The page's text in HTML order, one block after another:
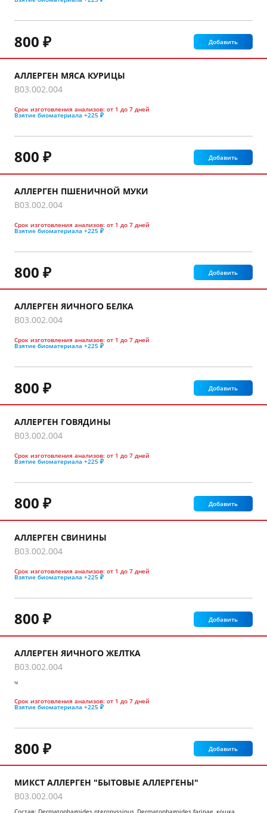
800 ₽ Добавить
АЛЛЕРГЕН МЯСА КУРИЦЫ
B03.002.004
Срок изготовления анализов: от 1 до 7 дней
Взятие биоматериала +225 ₽
800 ₽ Добавить
АЛЛЕРГЕН ПШЕНИЧНОЙ МУКИ
B03.002.004
Срок изготовления анализов: от 1 до 7 дней
Взятие биоматериала +225 ₽
800 ₽ Добавить
АЛЛЕРГЕН ЯИЧНОГО БЕЛКА
B03.002.004
Срок изготовления анализов: от 1 до 7 дней
Взятие биоматериала +225 ₽
800 ₽ Добавить
АЛЛЕРГЕН ГОВЯДИНЫ
B03.002.004
Срок изготовления анализов: от 1 до 7 дней
Взятие биоматериала +225 ₽
800 ₽ Добавить
АЛЛЕРГЕН СВИНИНЫ
B03.002.004
Срок изготовления анализов: от 1 до 7 дней
Взятие биоматериала +225 ₽
800 ₽ Добавить
АЛЛЕРГЕН ЯИЧНОГО ЖЕЛТКА
B03.002.004
ч
Срок изготовления анализов: от 1 до 7 дней
Взятие биоматериала +225 ₽
800 ₽ Добавить
МИКСТ АЛЛЕРГЕН "БЫТОВЫЕ АЛЛЕРГЕНЫ"
B03.002.004